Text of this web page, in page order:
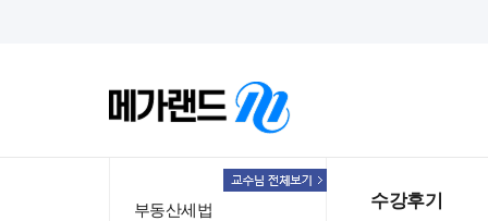
부동산세법 수강후기